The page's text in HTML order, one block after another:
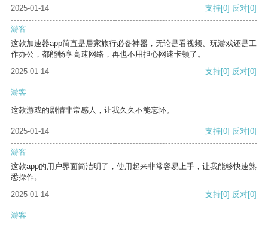
2025-01-14 支持[0] 反对[0]
游客
这款加速器app简直是居家旅行必备神器，无论是看视频、玩游戏还是工
作办公，都能畅享高速网络，再也不用担心网速卡顿了。
2025-01-14
支持[0] 反对[0]
游客
这款游戏的剧情非常感人，让我久久不能忘怀。
2025-01-14 支持[0] 反对[0]
游客
这款app的用户界面简洁明了，使用起来非常容易上手，让我能够快速熟
悉操作。
2025-01-14
支持[0] 反对[0]
游客